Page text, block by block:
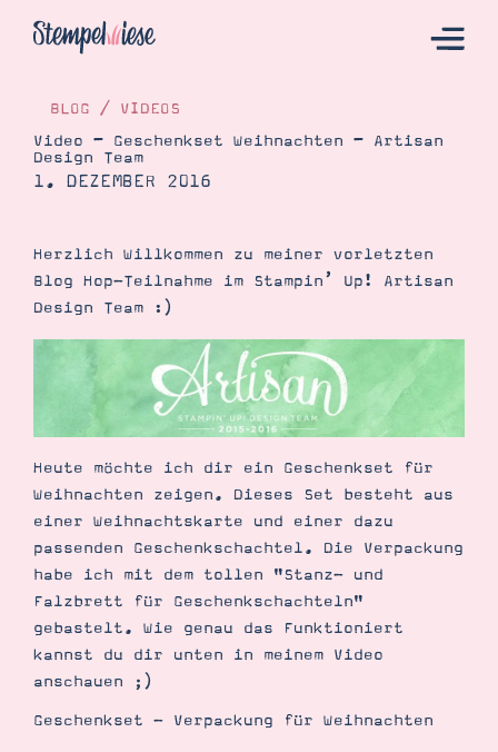
Hier Starten
Bestellen
Kontakt
Angebote
Demonstrator werden
Gutscheine
Produkte erklärt
Über mich
Über Stampin’ Up!
BLOG / VIDEOS
Video – Geschenkset Weihnachten – Artisan
Design Team
1. DEZEMBER 2016
Herzlich Willkommen zu meiner vorletzten
Blog Hop-Teilnahme im Stampin’ Up! Artisan
Design Team :)
Heute möchte ich dir ein Geschenkset für
Weihnachten zeigen. Dieses Set besteht aus
einer Weihnachtskarte und einer dazu
passenden Geschenkschachtel. Die Verpackung
habe ich mit dem tollen "Stanz- und
Falzbrett für Geschenkschachteln"
gebastelt. Wie genau das Funktioniert
kannst du dir unten in meinem Video
anschauen ;)
Geschenkset - Verpackung für Weihnachten